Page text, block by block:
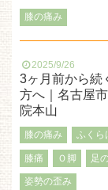
膝の痛み
2025/9/26
3ヶ月前から続
方へ｜名古屋
院本山
膝の痛み ふくら
膝痛 Ｏ脚 足
姿勢の歪み